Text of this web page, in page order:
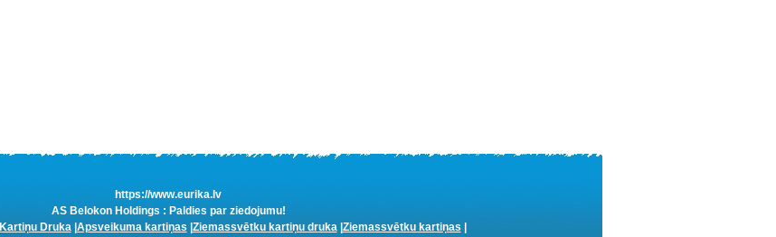
https://www.eurika.lv
AS Belokon Holdings : Paldies par ziedojumu!
Kartiņu Druka| Apsveikuma kartiņas Ziemassvētku kartiņu druka| Ziemassvētku kartiņas